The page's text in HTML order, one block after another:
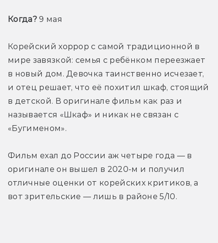
Когда? 9 мая
Корейский хоррор с самой традиционной в
мире завязкой: семья с ребёнком переезжает
в новый дом. Девочка таинственно исчезает,
и отец решает, что её похитил шкаф, стоящий
в детской. В оригинале фильм как раз и
называется «Шкаф» и никак не связан с
«Бугименом».
Фильм ехал до России аж четыре года — в
оригинале он вышел в 2020-м и получил
отличные оценки от корейских критиков, а
вот зрительские — лишь в районе 5/10.